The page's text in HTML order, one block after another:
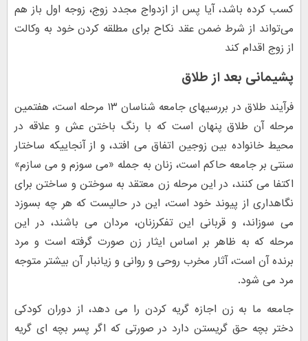
کسب کرده باشد، آیا پس از ازدواج مجدد زوج، زوجه اول باز هم
می‌تواند از شرط ضمن عقد نکاح برای مطلقه کردن خود به وکالت
از زوج اقدام کند
پشیمانی بعد از طلاق
فرآیند طلاق در بررسیهای جامعه شناسان ۱۳ مرحله است، هفتمین
مرحله آن طلاق پنهان است که با رنگ باختن عش و علاقه در
محیط خانواده بین زوجین اتفاق می افتد، و از آنجاییکه ساختار
سنتی بر جامعه حاکم است، زنان به جمله «می سوزم و می سازم»
اکتفا می کنند، در این مرحله زن معتقد به سوختن و ساختن برای
نگاهداری از پیوند خود است، این در حالیست که هر چه بسوزد
می سوزاند، و قربانی این تفکرزنان، مردان می باشند، در این
مرحله که به ظاهر بر اساس ایثار زن صورت گرفته است و مرد
برنده آن است، آثار مخرب روحی و روانی و زیانبار آن بیشتر متوجه
مرد می شود.
جامعه ما به زن اجازه گریه کردن را می دهد، از دوران کودکی
دختر بچه حق گریستن دارد در صورتی که اگر پسر بچه ای گریه